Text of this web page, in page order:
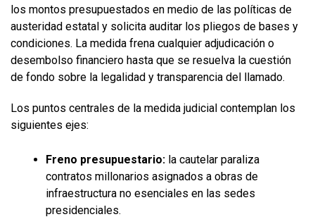
los montos presupuestados en medio de las políticas de
austeridad estatal y solicita auditar los pliegos de bases y
condiciones. La medida frena cualquier adjudicación o
desembolso financiero hasta que se resuelva la cuestión
de fondo sobre la legalidad y transparencia del llamado.
Los puntos centrales de la medida judicial contemplan los
siguientes ejes:
Freno presupuestario: la cautelar paraliza
contratos millonarios asignados a obras de
infraestructura no esenciales en las sedes
presidenciales.